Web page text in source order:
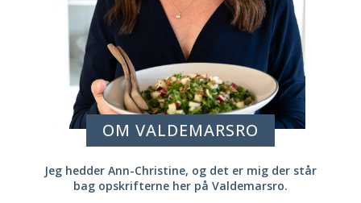
OM VALDEMARSRO
Jeg hedder Ann-Christine, og det er mig der står
bag opskrifterne her på Valdemarsro.